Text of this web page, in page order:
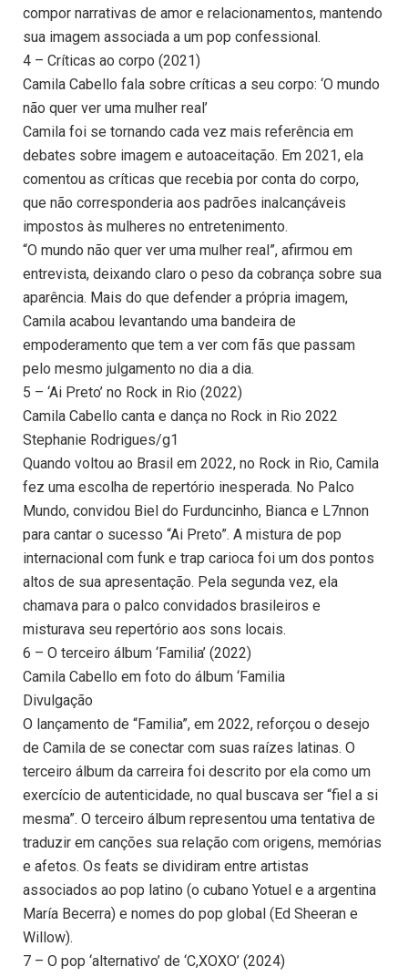
compor narrativas de amor e relacionamentos, mantendo
sua imagem associada a um pop confessional.
4 – Críticas ao corpo (2021)
Camila Cabello fala sobre críticas a seu corpo: ‘O mundo
não quer ver uma mulher real’
Camila foi se tornando cada vez mais referência em
debates sobre imagem e autoaceitação. Em 2021, ela
comentou as críticas que recebia por conta do corpo,
que não corresponderia aos padrões inalcançáveis
impostos às mulheres no entretenimento.
“O mundo não quer ver uma mulher real”, afirmou em
entrevista, deixando claro o peso da cobrança sobre sua
aparência. Mais do que defender a própria imagem,
Camila acabou levantando uma bandeira de
empoderamento que tem a ver com fãs que passam
pelo mesmo julgamento no dia a dia.
5 – ‘Ai Preto’ no Rock in Rio (2022)
Camila Cabello canta e dança no Rock in Rio 2022
Stephanie Rodrigues/g1
Quando voltou ao Brasil em 2022, no Rock in Rio, Camila
fez uma escolha de repertório inesperada. No Palco
Mundo, convidou Biel do Furduncinho, Bianca e L7nnon
para cantar o sucesso “Ai Preto”. A mistura de pop
internacional com funk e trap carioca foi um dos pontos
altos de sua apresentação. Pela segunda vez, ela
chamava para o palco convidados brasileiros e
misturava seu repertório aos sons locais.
6 – O terceiro álbum ‘Familia’ (2022)
Camila Cabello em foto do álbum ‘Familia
Divulgação
O lançamento de “Familia”, em 2022, reforçou o desejo
de Camila de se conectar com suas raízes latinas. O
terceiro álbum da carreira foi descrito por ela como um
exercício de autenticidade, no qual buscava ser “fiel a si
mesma”. O terceiro álbum representou uma tentativa de
traduzir em canções sua relação com origens, memórias
e afetos. Os feats se dividiram entre artistas
associados ao pop latino (o cubano Yotuel e a argentina
María Becerra) e nomes do pop global (Ed Sheeran e
Willow).
7 – O pop ‘alternativo’ de ‘C,XOXO’ (2024)